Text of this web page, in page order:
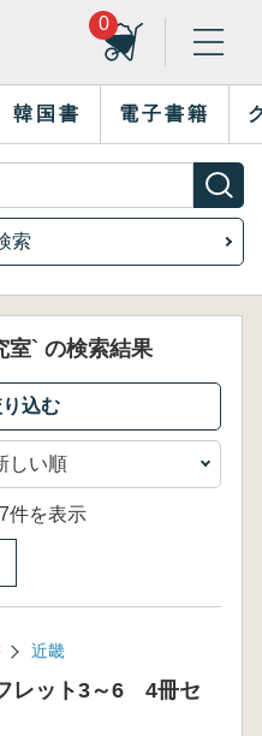
0
韓国書 電子書籍
索
室` の検索結果
件を表示
近畿
レット3～6 4冊セ